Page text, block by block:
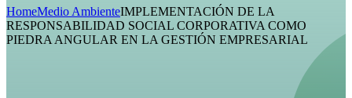
HomeMedio AmbienteIMPLEMENTACIÓN DE LA
RESPONSABILIDAD SOCIAL CORPORATIVA COMO
PIEDRA ANGULAR EN LA GESTIÓN EMPRESARIAL